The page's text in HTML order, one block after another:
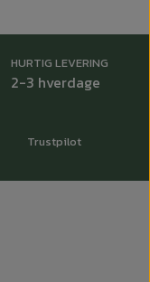
H12 cm
HURTIG LEVERING
2-3 hverdage
Trustpilot